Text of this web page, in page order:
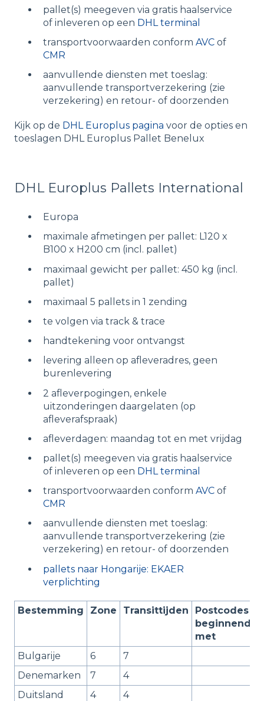
pallet(s) meegeven via gratis haalservice
of inleveren op een DHL terminal
transportvoorwaarden conform AVC of
CMR
aanvullende diensten met toeslag:
aanvullende transportverzekering (zie
verzekering) en retour- of doorzenden
Kijk op de DHL Europlus pagina voor de opties en
toeslagen DHL Europlus Pallet Benelux
DHL Europlus Pallets International
Europa
maximale afmetingen per pallet: L120 x
B100 x H200 cm (incl. pallet)
maximaal gewicht per pallet: 450 kg (incl.
pallet)
maximaal 5 pallets in 1 zending
te volgen via track & trace
handtekening voor ontvangst
levering alleen op afleveradres, geen
burenlevering
2 afleverpogingen, enkele
uitzonderingen daargelaten (op
afleverafspraak)
afleverdagen: maandag tot en met vrijdag
pallet(s) meegeven via gratis haalservice
of inleveren op een DHL terminal
transportvoorwaarden conform AVC of
CMR
aanvullende diensten met toeslag:
aanvullende transportverzekering (zie
verzekering) en retour- of doorzenden
pallets naar Hongarije: EKAER
verplichting
Bestemming Zone Transittijden
Postcodes
beginnend
met
Bulgarije
6
7
Denemarken
7
4
Duitsland
4
4